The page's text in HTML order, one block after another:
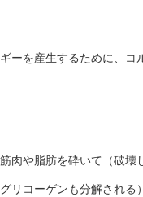
ーを産生するために、コ
肉や脂肪を砕いて（破
リコーゲンも分解される